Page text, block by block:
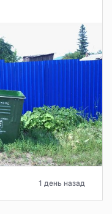
1 день назад